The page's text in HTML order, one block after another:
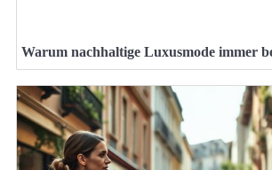
Warum nachhaltige Luxusmode immer